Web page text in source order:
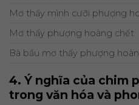
Mơ thấy mình cưỡi phượng
Mơ thấy phượng hoàng chết
Bà bầu mơ thấy phượng
4. Ý nghĩa của chim
trong văn hóa và